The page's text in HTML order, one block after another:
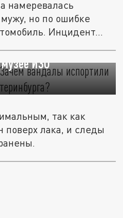
намеревалась
но по ошибке
Инцидент...
Зачем вандалы
музее ИЗО
так как
поверх лака, и следы